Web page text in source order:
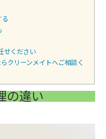
せください
クリーンメイトへご相談く
の違い